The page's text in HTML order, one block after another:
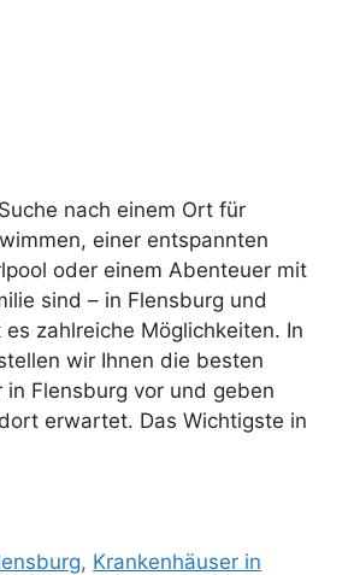
nach einem Ort für
einer entspannten
oder einem Abenteuer mit
sind – in Flensburg und
zahlreiche Möglichkeiten. In
wir Ihnen die besten
in Flensburg vor und geben
erwartet. Das Wichtigste in
, Krankenhäuser in